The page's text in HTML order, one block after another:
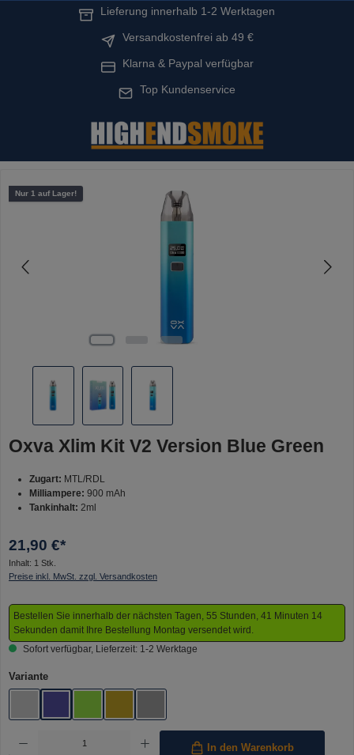
Lieferung innerhalb 1-2 Werktagen
Versandkostenfrei ab 49 €
Klarna & Paypal verfügbar
Top Kundenservice
Bildergalerie überspringen
Nur 1 auf Lager!
Oxva Xlim Kit V2 Version Blue Green
Zugart: MTL/RDL
Milliampere: 900 mAh
Tankinhalt: 2ml
21,90 €*
Inhalt: 1 Stk.
Preise inkl. MwSt. zzgl. Versandkosten
Bestellen Sie innerhalb der nächsten Tagen, 55 Stunden, 41 Minuten 13
Sekunden damit Ihre Bestellung Montag versendet wird.
Sofort verfügbar, Lieferzeit: 1-2 Werktage
Varianteauswählen
Produkt Anzahl: Gib den gewünschten Wert ein oder benutze die Schaltflächen um die
In den Warenkorb